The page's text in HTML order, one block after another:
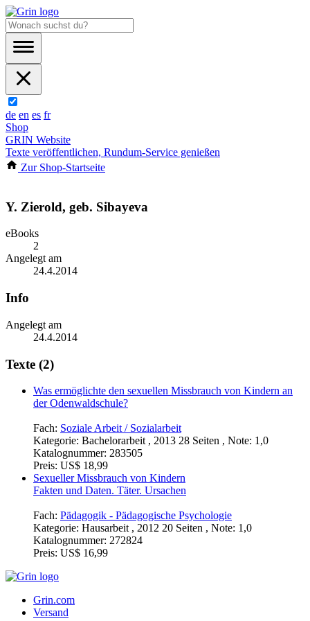
de en es fr
Shop
GRIN Website
Texte veröffentlichen, Rundum-Service genießen
Zur Shop-Startseite
Y. Zierold, geb. Sibayeva
eBooks
2
Angelegt am
24.4.2014
Info
Angelegt am
24.4.2014
Texte (2)
Was ermöglichte den sexuellen Missbrauch von Kindern an
der Odenwaldschule?
Fach: Soziale Arbeit / Sozialarbeit
Kategorie: Bachelorarbeit , 2013 28 Seiten , Note: 1,0
Katalognummer: 283505
Preis: US$ 18,99
Sexueller Missbrauch von Kindern
Fakten und Daten. Täter. Ursachen
Fach: Pädagogik - Pädagogische Psychologie
Kategorie: Hausarbeit , 2012 20 Seiten , Note: 1,0
Katalognummer: 272824
Preis: US$ 16,99
Grin.com
Versand